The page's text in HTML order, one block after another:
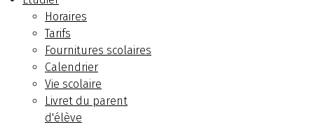
Horaires
Tarifs
Fournitures scolaires
Calendrier
Vie scolaire
Livret du parent
d'élève